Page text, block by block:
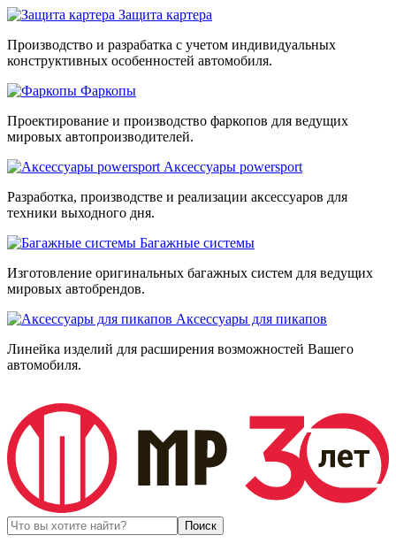
Защита картера
Производство и разрабатка с учетом индивидуальных
конструктивных особенностей автомобиля.
Фаркопы
Проектирование и производство фаркопов для ведущих
мировых автопроизводителей.
Аксессуары powersport
Разработка, производстве и реализации аксессуаров для
техники выходного дня.
Багажные системы
Изготовление оригинальных багажных систем для ведущих
мировых автобрендов.
Аксессуары для пикапов
Линейка изделий для расширения возможностей Вашего
автомобиля.